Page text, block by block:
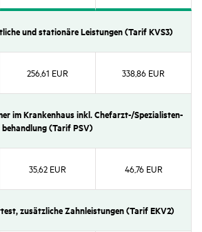
und statio­näre Leis­tungen (Tarif KVS3)
256,61 EUR 338,86 EUR
im Kran­ken­haus inkl. Chef­arzt-/​Spezia­lis­ten­
be­hand­lung (Tarif PSV)
35,62 EUR 46,76 EUR
zusätz­liche Zahn­leis­tungen (Tarif EKV2)